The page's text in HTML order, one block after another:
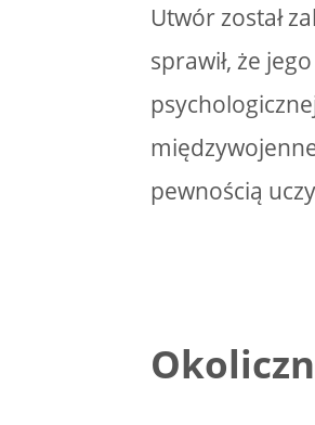
Utwór został
sprawił, że
pewnością